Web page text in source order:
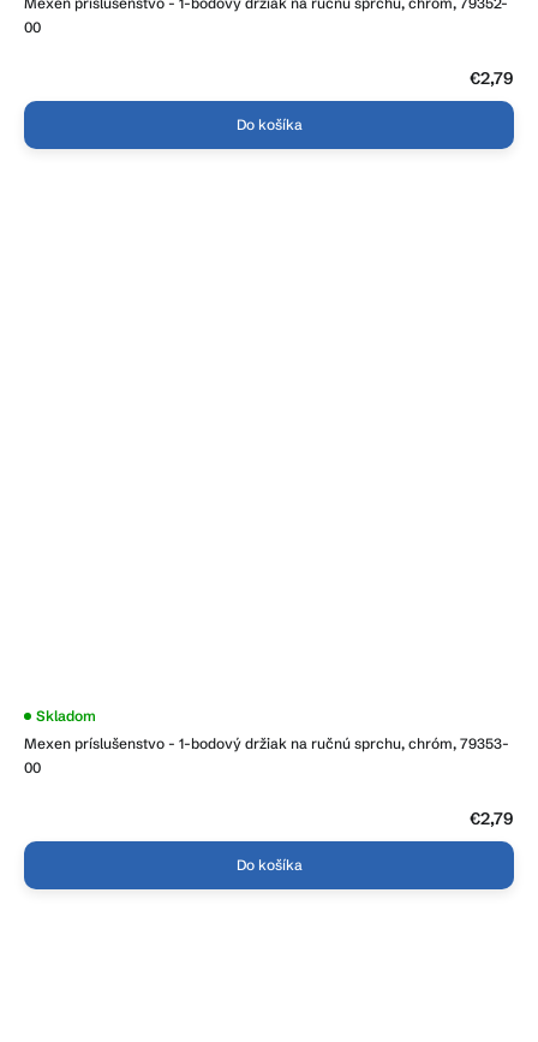
00
€2,79
Do košíka
Mexen príslušenstvo - 1-bodový držiak na ručnú sprchu, chróm, 79353-
00
Skladom
€2,79
Do košíka